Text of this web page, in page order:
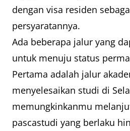
dengan visa residen
persyaratannya.
Ada beberapa jalur yang
untuk menuju status
Pertama adalah jalur
menyelesaikan studi di
memungkinkanmu
pascastudi yang berlaku